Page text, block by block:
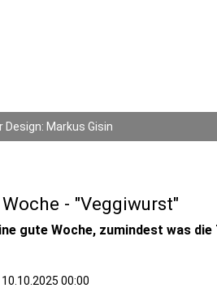
Design: Markus Gisin
- "Veggiwurst"
gute Woche, zumindest was
00:00